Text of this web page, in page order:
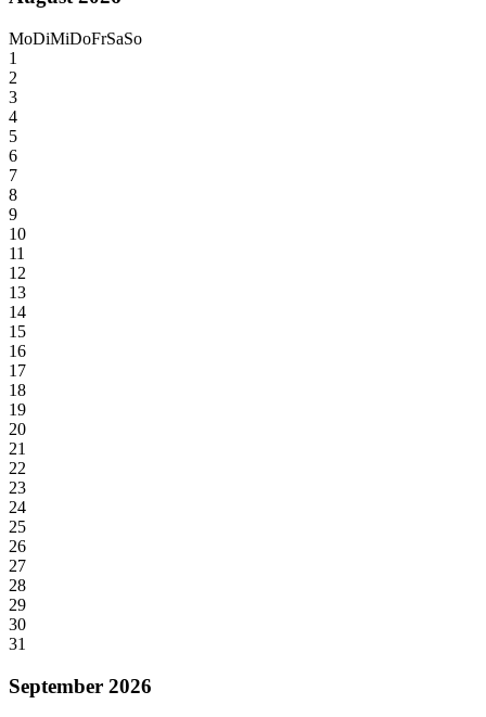
MoDiMiDoFrSaSo
1
2
3
4
5
6
7
8
9
10
11
12
13
14
15
16
17
18
19
20
21
22
23
24
25
26
27
28
29
30
31
September 2026